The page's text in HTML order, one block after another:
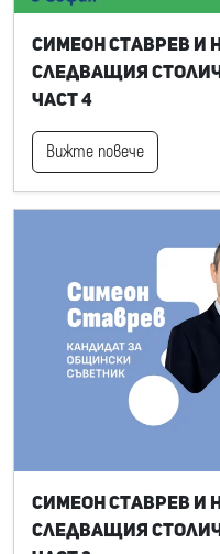
Симеон Ставрев и
следващия
част 4
Вижте повече
Симеон Ставрев и
следващия